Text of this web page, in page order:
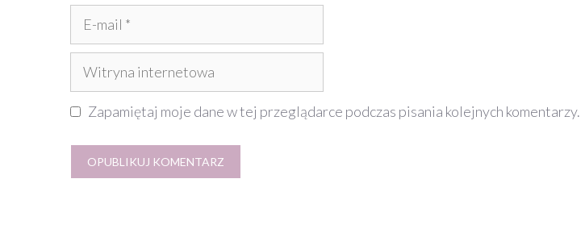
Witryna
internetowa
Zapamiętaj moje dane w tej przeglądarce podczas pisania kolejnych komentarzy.